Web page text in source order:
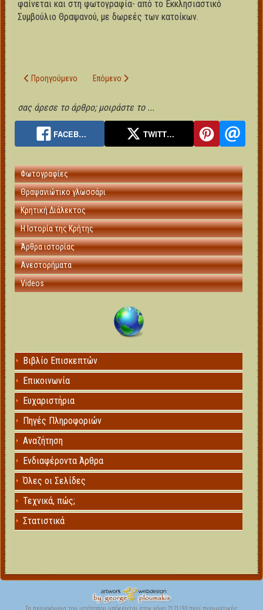
φαίνεται και στη φωτογραφία- από το Εκκλησιαστικό
Συμβούλιο Θραψανού, με δωρεές των κατοίκων.
Προηγούμενο άρθρο: Ιερός Ναός Εισοδίων της Θεοτόκου και των
Προηγούμενο Επόμενο άρθρο: Ιερός Ναός Μεταμορφώσεως
Επόμενο
σας άρεσε το άρθρο; μοιράστε το ...
FACEB… TWITT…
Φωτογραφίες
Θραψανιώτικο γλωσσάρι
Κρητική Διάλεκτος
Η Ιστορία της Κρήτης
Άρθρα ιστορίας
Ανεστορήματα
Videos
Βιβλίο Επισκεπτών
Επικοινωνία
Ευχαριστήρια
Πηγές Πληροφοριών
Αναζήτηση
Ενδιαφέροντα Άρθρα
Όλες οι Σελίδες
Τεχνικά, πώς;
Στατιστικά